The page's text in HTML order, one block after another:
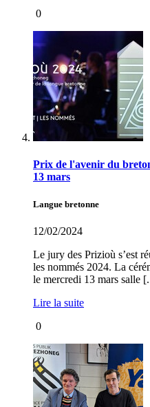
0
Prix de l'avenir du
13 mars
Langue bretonne
12/02/2024
Le jury des Prizioù s’est
les nommés 2024. La
le mercredi 13 mars salle
Lire la suite
0